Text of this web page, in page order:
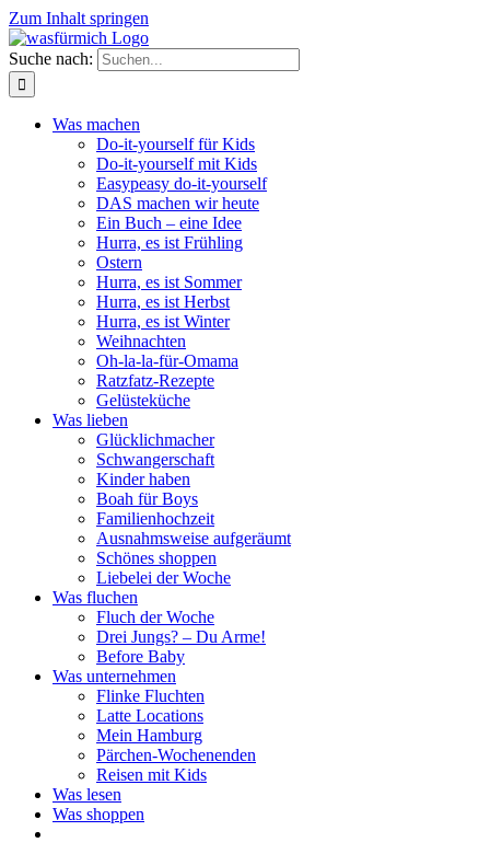
Zum Inhalt springen
Suche nach:
Was machen
Do-it-yourself für Kids
Do-it-yourself mit Kids
Easypeasy do-it-yourself
DAS machen wir heute
Ein Buch – eine Idee
Hurra, es ist Frühling
Ostern
Hurra, es ist Sommer
Hurra, es ist Herbst
Hurra, es ist Winter
Weihnachten
Oh-la-la-für-Omama
Ratzfatz-Rezepte
Gelüsteküche
Was lieben
Glücklichmacher
Schwangerschaft
Kinder haben
Boah für Boys
Familienhochzeit
Ausnahmsweise aufgeräumt
Schönes shoppen
Liebelei der Woche
Was fluchen
Fluch der Woche
Drei Jungs? – Du Arme!
Before Baby
Was unternehmen
Flinke Fluchten
Latte Locations
Mein Hamburg
Pärchen-Wochenenden
Reisen mit Kids
Was lesen
Was shoppen